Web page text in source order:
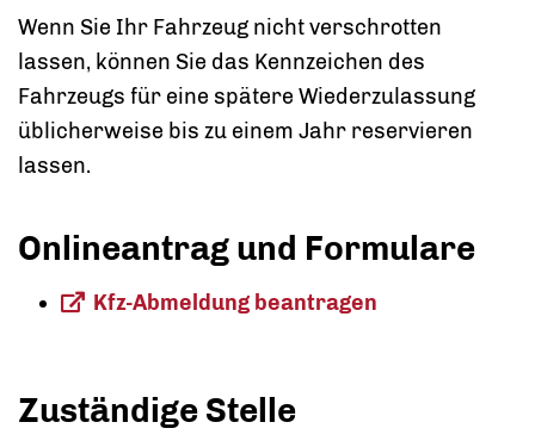
Wenn Sie Ihr Fahrzeug nicht verschrotten
lassen, können Sie das Kennzeichen des
Fahrzeugs für eine spätere Wiederzulassung
üblicherweise bis zu einem Jahr reservieren
lassen.
Onlineantrag und Formulare
Kfz-Abmeldung beantragen
Zuständige Stelle